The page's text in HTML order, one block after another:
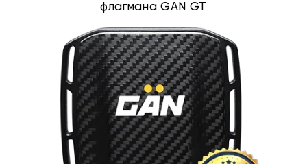
флагмана GAN GT